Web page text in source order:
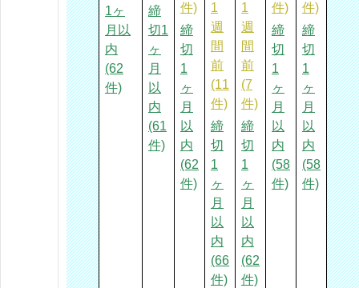
1ヶ
月以
内
(62
件)
締
切1
ヶ
月
以
内
(61
件)
件)
締
切
1
ヶ
月
以
内
(62
件)
1
週
間
前
(11
件)
締
切
1
ヶ
月
以
内
(66
件)
1
週
間
前
(7
件)
締
切
1
ヶ
月
以
内
(62
件)
件)
締
切
1
ヶ
月
以
内
(58
件)
件)
締
切
1
ヶ
月
以
内
(58
件)